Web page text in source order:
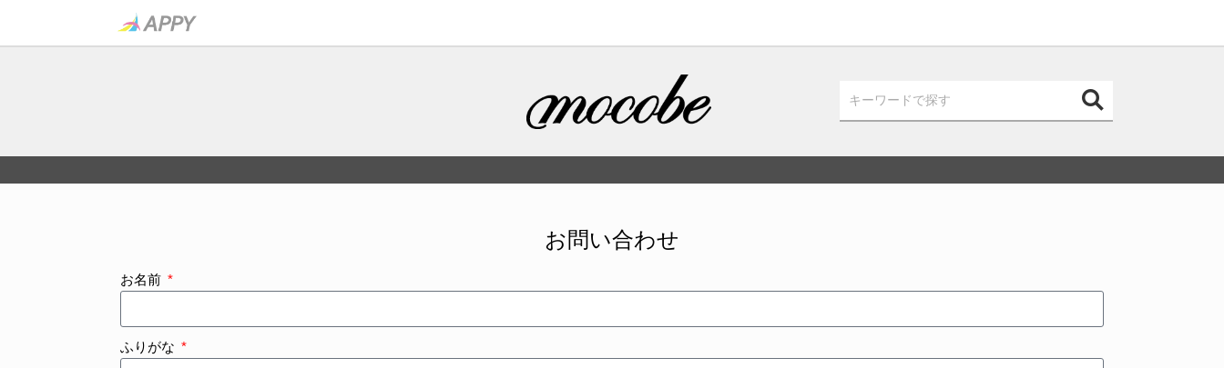
お問い合わせ
お名前
ふりがな